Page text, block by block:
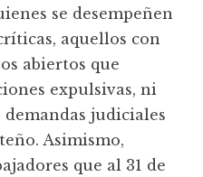
se desempeñen
aquellos con
abiertos que
expulsivas, ni
judiciales
Asimismo,
que al 31 de